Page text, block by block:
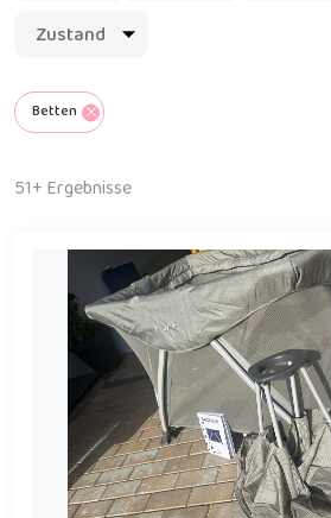
Zustand
Betten
51+ Ergebnisse